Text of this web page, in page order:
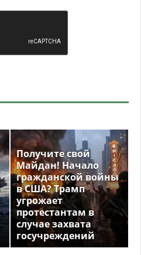
Получите свой
Майдан! Начало
гражданской войны
в США? Трамп
угрожает
протестантам в
случае захвата
госучреждений